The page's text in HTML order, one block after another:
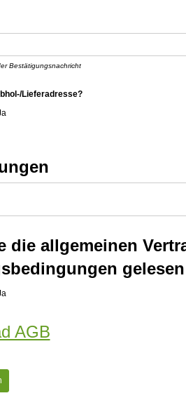
Bestätigungsnachricht
​Lieferadresse?
die allgemeinen
AGB